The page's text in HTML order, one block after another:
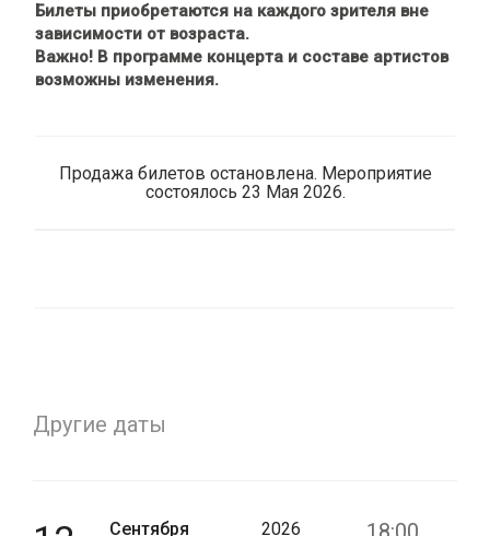
Билеты приобретаются на каждого зрителя вне
зависимости от возраста.
Важно! В программе концерта и составе артистов
возможны изменения.
Продажа билетов остановлена. Мероприятие
состоялось 23 Мая 2026.
Другие даты
Сентября
2026